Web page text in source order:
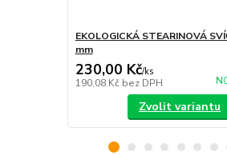
EKOLOGICKÁ STEARINOVÁ
mm
230,00 Kč/ks
190,08 Kč bez DPH
Zvolit variantu